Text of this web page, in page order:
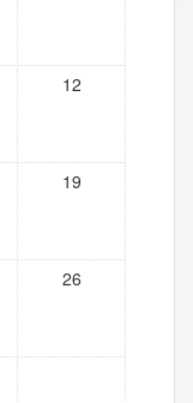
12
19
26